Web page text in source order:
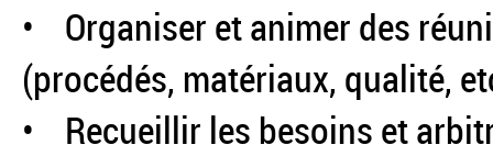
• Organiser et animer des
(procédés, matériaux, qualité,
• Recueillir les besoins et